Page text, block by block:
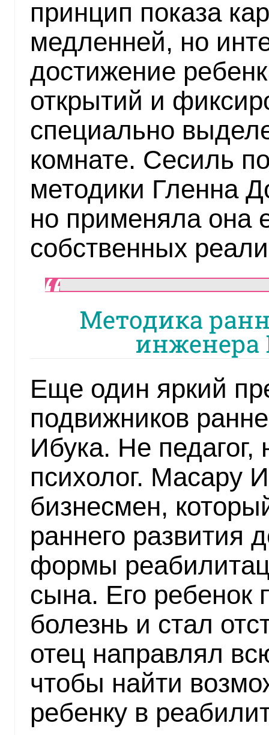
принцип показа
медленней, но
достижение
открытий и
специально
комнате. Сесиль
методики Гленна
но применяла она
собственных
Методика
инженера
Еще один яркий
подвижников
Ибука. Не
психолог. Масару
бизнесмен,
раннего развития
формы
сына. Его ребенок
болезнь и стал
отец направлял
чтобы найти
ребенку в